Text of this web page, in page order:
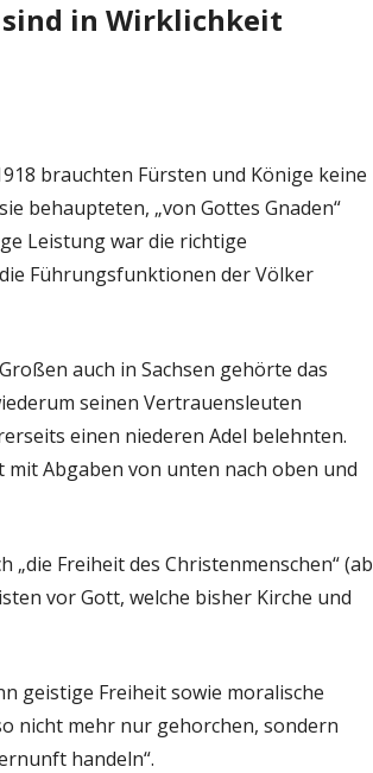
in Wirklichkeit
brauchten Fürsten und Könige keine
behaupteten, „von Gottes Gnaden“
Leistung war die richtige
Führungsfunktionen der Völker
auch in Sachsen gehörte das
seinen Vertrauensleuten
einen niederen Adel belehnten.
Abgaben von unten nach oben und
Freiheit des Christenmenschen“ (ab
vor Gott, welche bisher Kirche und
geistige Freiheit sowie moralische
nicht mehr nur gehorchen, sondern
handeln“.